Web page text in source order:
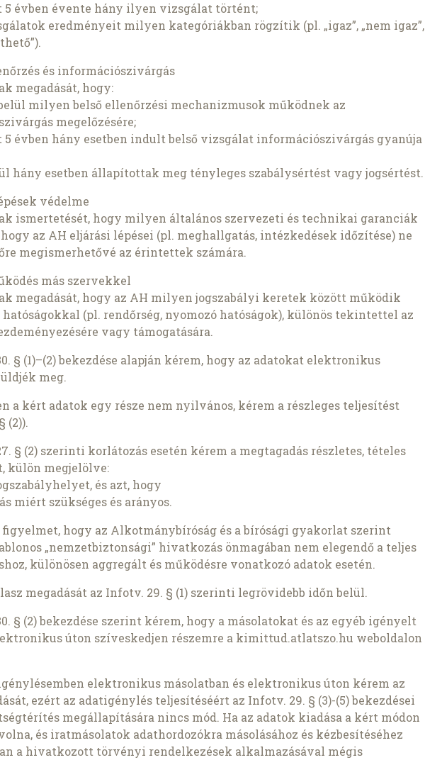
5 évben évente hány ilyen vizsgálat történt;
eredményeit milyen kategóriákban rögzítik (pl. „igaz”, „nem igaz”,
és információszivárgás
megadását, hogy:
milyen belső ellenőrzési mechanizmusok működnek az
megelőzésére;
5 évben hány esetben indult belső vizsgálat információszivárgás gyanúja
hány esetben állapítottak meg tényleges szabálysértést vagy jogsértést.
védelme
ismertetését, hogy milyen általános szervezeti és technikai garanciák
az AH eljárási lépései (pl. meghallgatás, intézkedések időzítése) ne
megismerhetővé az érintettek számára.
más szervekkel
megadását, hogy az AH milyen jogszabályi keretek között működik
(pl. rendőrség, nyomozó hatóságok), különös tekintettel az
vagy támogatására.
§ (1)–(2) bekezdése alapján kérem, hogy az adatokat elektronikus
meg.
a kért adatok egy része nem nyilvános, kérem a részleges teljesítést
(2)).
§ (2) szerinti korlátozás esetén kérem a megtagadás részletes, tételes
külön megjelölve:
és azt, hogy
miért szükséges és arányos.
hogy az Alkotmánybíróság és a bírósági gyakorlat szerint
„nemzetbiztonsági” hivatkozás önmagában nem elegendő a teljes
különösen aggregált és működésre vonatkozó adatok esetén.
megadását az Infotv. 29. § (1) szerinti legrövidebb időn belül.
§ (2) bekezdése szerint kérem, hogy a másolatokat és az egyéb igényelt
úton szíveskedjen részemre a kimittud.atlatszo.hu weboldalon
elektronikus másolatban és elektronikus úton kérem az
ezért az adatigénylés teljesítéséért az Infotv. 29. § (3)-(5) bekezdései
megállapítására nincs mód. Ha az adatok kiadása a kért módon
és iratmásolatok adathordozókra másolásához és kézbesítéséhez
a hivatkozott törvényi rendelkezések alkalmazásával mégis